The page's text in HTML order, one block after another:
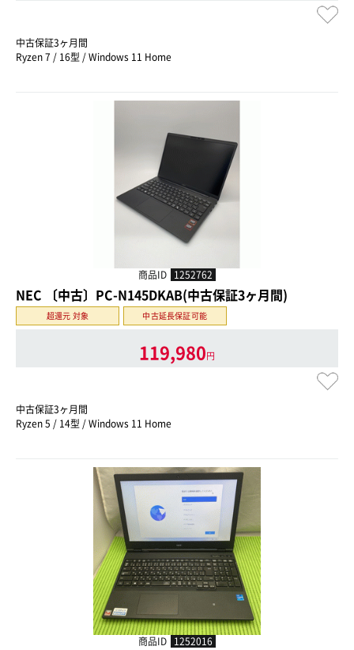
中古保証3ヶ月間
Ryzen 7 / 16型 / Windows 11 Home
商品ID 1252762
NEC 〔中古〕PC-N145DKAB(中古保証3ヶ月間)
超還元 対象 中古延長保証可能
119,980円
中古保証3ヶ月間
Ryzen 5 / 14型 / Windows 11 Home
商品ID 1252016